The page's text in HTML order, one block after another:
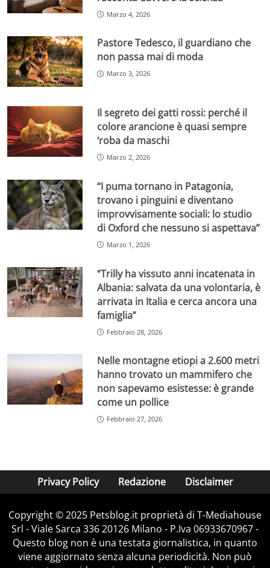
Marzo 4, 2026
Pastore Tedesco, il guardiano che
non passa mai di moda
Marzo 3, 2026
Il segreto dei gatti rossi: perché il
colore arancione è quasi sempre
‘roba da maschi
Marzo 2, 2026
“I puma tornano in Patagonia,
trovano i pinguini e diventano
improvvisamente sociali: lo studio
di Oxford che nessuno si aspettava”
Marzo 1, 2026
“Trilly ha vissuto anni incatenata in
Albania: salvata da una volontaria, è
arrivata in Italia e cerca ancora una
famiglia”
Febbraio 28, 2026
Nelle montagne etiopi a 2.600 metri
hanno trovato un mammifero che
non sapevamo esistesse: è grande
come un pollice
Febbraio 27, 2026
Privacy Policy Redazione Disclaimer
Copyright © 2025 Petsblog.it proprietà di T-Mediahouse
Srl - Viale Sarca 336 20126 Milano - P.Iva 06933670967 -
Questo blog non è una testata giornalistica, in quanto
viene aggiornato senza alcuna periodicità. Non può